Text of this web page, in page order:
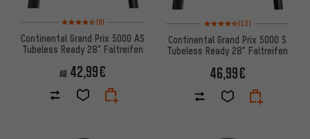
Bewertungen: 4,5 von 5 basierend auf 9 Bewertungen
(9)
Continental Grand Prix 5000 AS
Tubeless Ready 28" Faltreifen
AB 42,99€
Bewertungen: 4,5 von 5
(13)
Continental Grand Prix 5000 S
Tubeless Ready 28" Faltreifen
46,99€